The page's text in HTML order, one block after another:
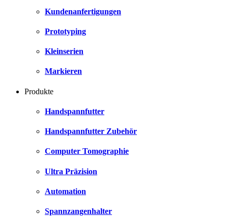
Kundenanfertigungen
Prototyping
Kleinserien
Markieren
Produkte
Handspannfutter
Handspannfutter Zubehör
Computer Tomographie
Ultra Präzision
Automation
Spannzangenhalter